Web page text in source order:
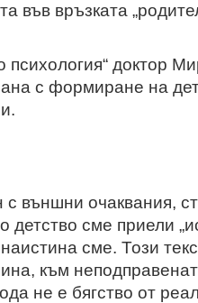
във връзката
психология“ доктор
с формиране на
външни очаквания,
сме приели
сме. Този
към
не е бягство от